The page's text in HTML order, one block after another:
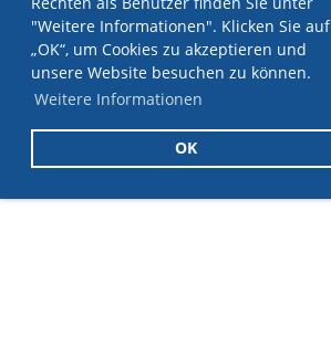
"Weitere Informationen". Klicken Sie auf
„OK“, um Cookies zu akzeptieren und
unsere Website besuchen zu können.
Weitere Informationen
OK